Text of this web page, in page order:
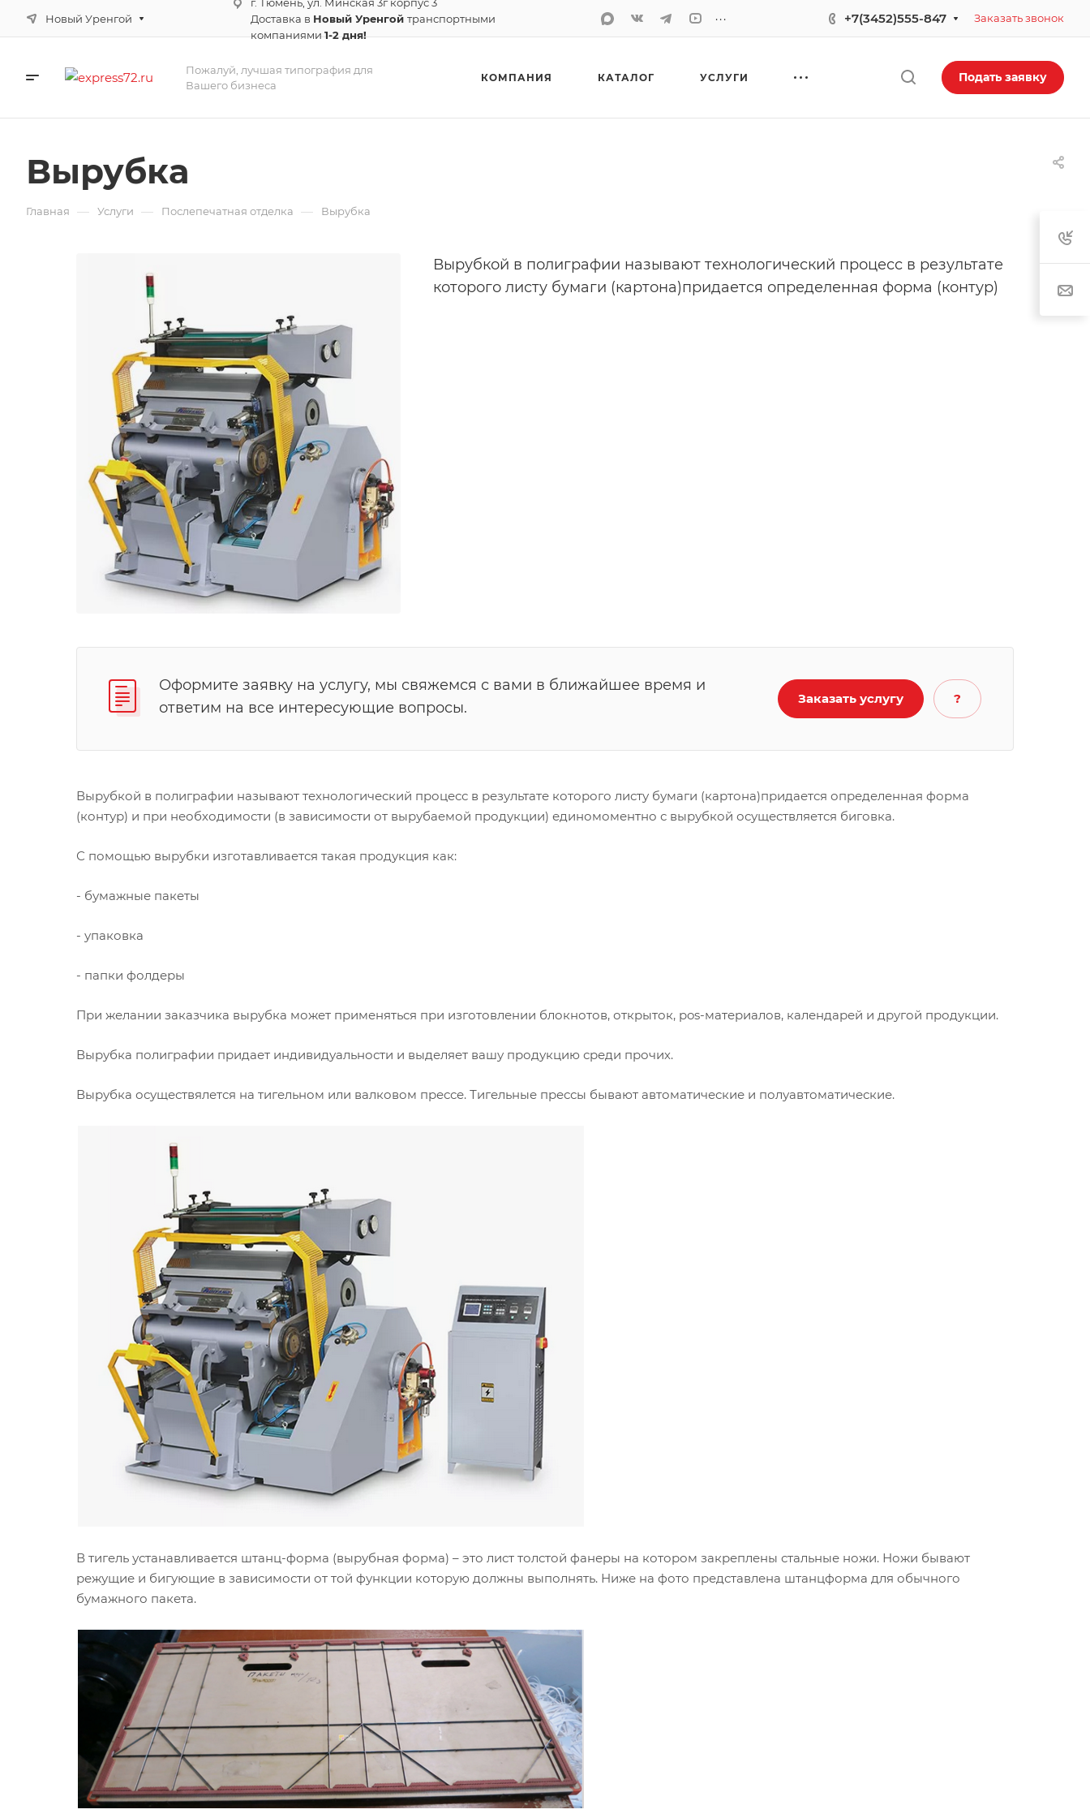
Новый Уренгой
Доставка в Новый Уренгойтранспортными
компаниями1-2 дня!
... +7(3452)555-847 Заказать звонок
Пожалуй, лучшая типография для
Вашего бизнеса
КОМПАНИЯ КАТАЛОГ УСЛУГИ Подать заявку
Вырубка
Главная — Услуги — Послепечатная отделка — Вырубка
Вырубкой в полиграфии называют технологический процесс в результате
которого листу бумаги (картона)придается определенная форма (контур)
Оформите заявку на услугу, мы свяжемся с вами в ближайшее время и
ответим на все интересующие вопросы.
Заказать услугу ?
Вырубкой в полиграфии называют технологический процесс в результате которого листу бумаги (картона)придается определенная форма
(контур) и при необходимости (в зависимости от вырубаемой продукции) единомоментно с вырубкой осуществляется биговка.
С помощью вырубки изготавливается такая продукция как:
- бумажные пакеты
- упаковка
- папки фолдеры
При желании заказчика вырубка может применяться при изготовлении блокнотов, открыток, pos-материалов, календарей и другой продукции.
Вырубка полиграфии придает индивидуальности и выделяет вашу продукцию среди прочих.
Вырубка осуществялется на тигельном или валковом прессе. Тигельные прессы бывают автоматические и полуавтоматические.
В тигель устанавливается штанц-форма (вырубная форма) – это лист толстой фанеры на котором закреплены стальные ножи. Ножи бывают
режущие и бигующие в зависимости от той функции которую должны выполнять. Ниже на фото представлена штанцформа для обычного
бумажного пакета.